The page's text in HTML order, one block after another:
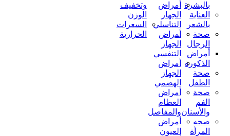
بالبشرة
العناية
بالشعر
صحة
الرجال
أمراض
الذكورة
صحة
الطفل
صحة
الفم
والأسنان
صحه
المرأة
أمراض
الجهاز
التناسلي
أﻤراض
اﻟﺠﻬﺎز
اﻟﺘﻨﻔﺴﻲ
أمراض
الجهاز
الهضمي
أمراض
العظام
والمفاصل
أمراض
العيون
وتخفيف
الوزن
السعرات
الحرارية